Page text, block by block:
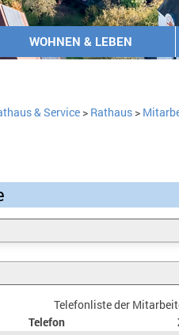
WOHNEN & LEBEN
& Service> Rathaus>
Telefonliste der
Telefon